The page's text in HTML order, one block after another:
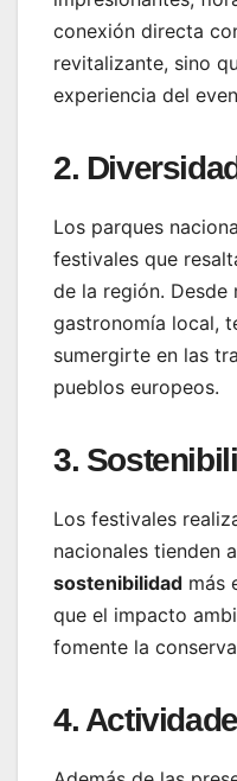
conexión directa
revitalizante, sino
experiencia del
2.
Los parques
festivales que
de la región. Desde
gastronomía local,
sumergirte en las
pueblos europeos.
3.
Los festivales
nacionales tienden
sostenibilidad más
que el impacto
fomente la
4.